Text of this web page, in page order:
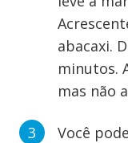
abacaxi.
minutos.
mas não
Você